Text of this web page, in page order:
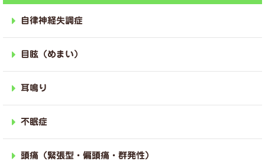
自律神経失調症
目眩（めまい）
耳鳴り
不眠症
頭痛（緊張型・偏頭痛・群発性）